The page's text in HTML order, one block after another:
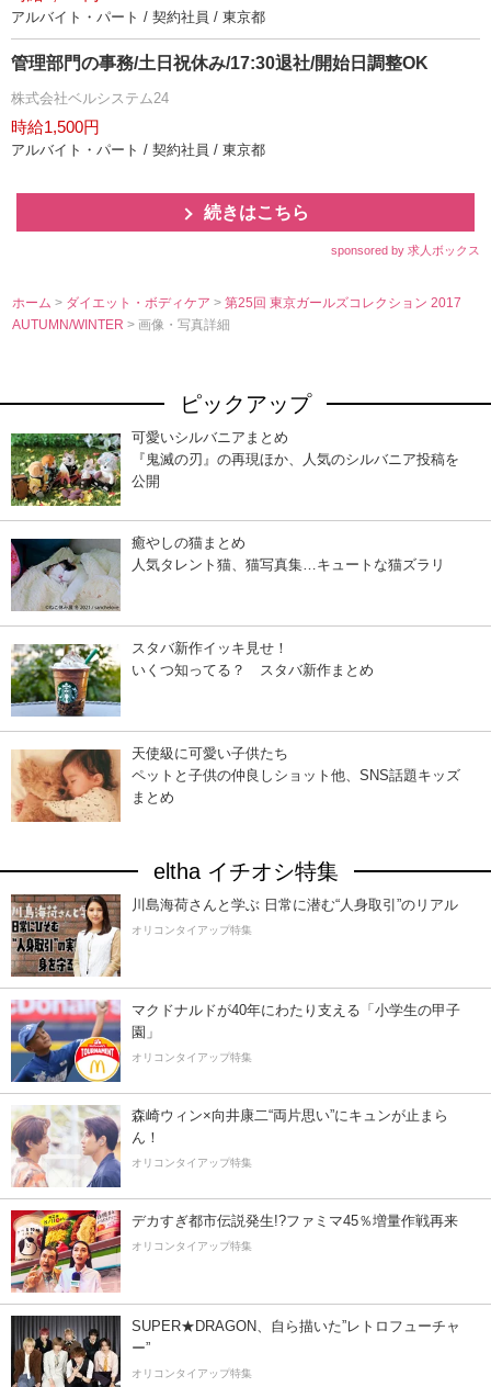
アルバイト・パート / 契約社員 / 東京都
管理部門の事務/土日祝休み/17:30退社/開始日調整OK
株式会社ベルシステム24
時給1,500円
アルバイト・パート / 契約社員 / 東京都
続きはこちら
sponsored by 求人ボックス
ホーム > ダイエット・ボディケア>第25回 東京ガールズコレクション 2017
AUTUMN/WINTER> 画像・写真詳細
ピックアップ
可愛いシルバニアまとめ
『鬼滅の刃』の再現ほか、人気のシルバニア投稿を
公開
癒やしの猫まとめ
人気タレント猫、猫写真集…キュートな猫ズラリ
スタバ新作イッキ見せ！
いくつ知ってる？ スタバ新作まとめ
天使級に可愛い子供たち
ペットと子供の仲良しショット他、SNS話題キッズ
まとめ
eltha イチオシ特集
川島海荷さんと学ぶ 日常に潜む“人身取引”のリアル
オリコンタイアップ特集
マクドナルドが40年にわたり支える「小学生の甲子
園」
オリコンタイアップ特集
森崎ウィン×向井康二“両片思い”にキュンが止まら
ん！
オリコンタイアップ特集
デカすぎ都市伝説発生!?ファミマ45％増量作戦再来
オリコンタイアップ特集
SUPER★DRAGON、自ら描いた”レトロフューチャ
ー”
オリコンタイアップ特集